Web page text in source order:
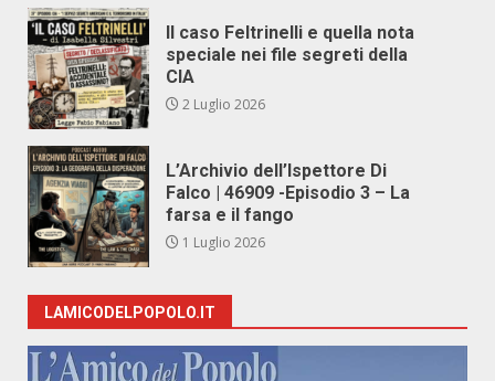
Il caso Feltrinelli e quella nota
speciale nei file segreti della
CIA
2 Luglio 2026
L’Archivio dell’Ispettore Di
Falco | 46909 -Episodio 3 – La
farsa e il fango
1 Luglio 2026
LAMICODELPOPOLO.IT